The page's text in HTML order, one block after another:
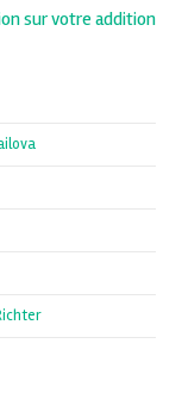
sur votre addition